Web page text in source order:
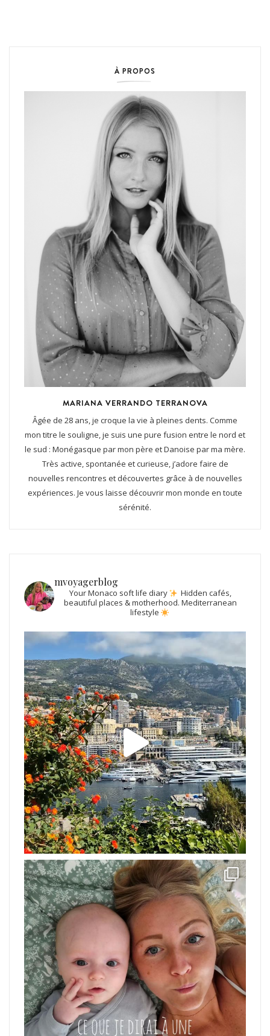
À PROPOS
MARIANA VERRANDO TERRANOVA
Âgée de 28 ans, je croque la vie à pleines dents. Comme
mon titre le souligne, je suis une pure fusion entre le nord et
le sud : Monégasque par mon père et Danoise par ma mère.
Très active, spontanée et curieuse, j’adore faire de
nouvelles rencontres et découvertes grâce à de nouvelles
expériences. Je vous laisse découvrir mon monde en toute
sérénité.
mvoyagerblog
Your Monaco soft life diary
Hidden cafés,
beautiful places & motherhood. Mediterranean
lifestyle